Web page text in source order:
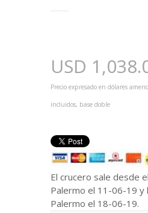
USD
Precio expresado en dólares
incluidos, base doble
El crucero sale desde
Palermo el 11-06-19 y
Palermo el 18-06-19.